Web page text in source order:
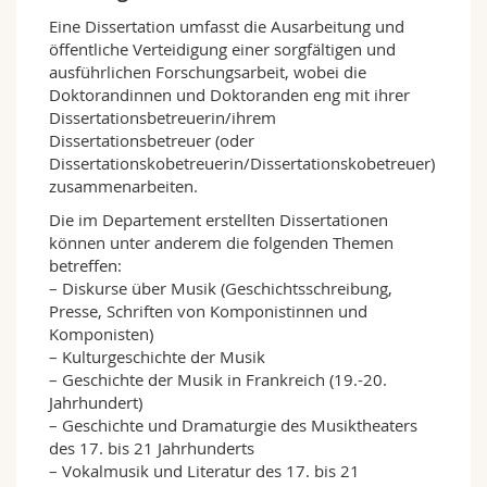
Interfakultär
Doktorierende
Webmail
Vorlesungsverzeichnis
MyUnifr
Eine Dissertation umfasst die Ausarbeitung und
öffentliche Verteidigung einer sorgfältigen und
ausführlichen Forschungsarbeit, wobei die
Doktorandinnen und Doktoranden eng mit ihrer
Dissertationsbetreuerin/ihrem
Dissertationsbetreuer (oder
Dissertationskobetreuerin/Dissertationskobetreuer)
zusammenarbeiten.
Die im Departement erstellten Dissertationen
können unter anderem die folgenden Themen
betreffen:
– Diskurse über Musik (Geschichtsschreibung,
Presse, Schriften von Komponistinnen und
Komponisten)
– Kulturgeschichte der Musik
– Geschichte der Musik in Frankreich (19.-20.
Jahrhundert)
– Geschichte und Dramaturgie des Musiktheaters
des 17. bis 21 Jahrhunderts
– Vokalmusik und Literatur des 17. bis 21